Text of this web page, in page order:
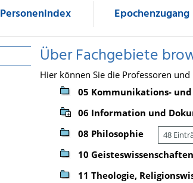
Personenindex Epochenzugang
Über Fachgebiete
Hier können Sie die Professoren
05 Kommunikations-
06 Information und
08 Philosophie 48
10
11 Theologie,